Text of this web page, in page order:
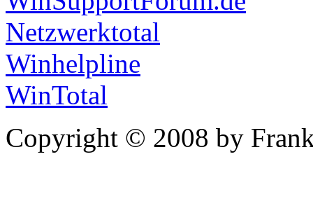
Netzwerktotal
Winhelpline
WinTotal
Copyright © 2008 by